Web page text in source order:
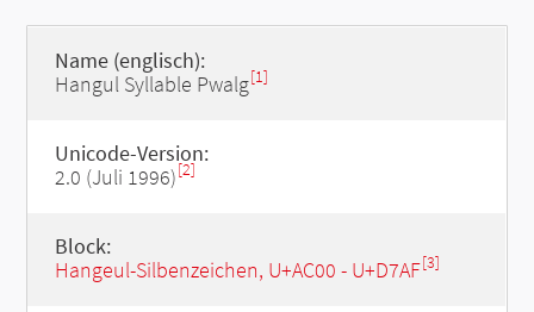
Name (englisch):
Hangul Syllable Pwalg[1]
Unicode-Version:
2.0 (Juli 1996)[2]
Block:
Hangeul-Silbenzeichen, U+AC00 - U+D7AF[3]